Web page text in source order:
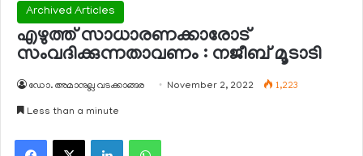
Archived Articles
എഴുത്ത് സാധാരണക്കാരോട്
സംവദിക്കുന്നതാവണം : നജീബ് മൂടാടി
ഡോ. അമാനുല്ല വടക്കാങ്ങര November 2, 2022 1,223
Less than a minute
Facebook
X LinkedInWhatsApp